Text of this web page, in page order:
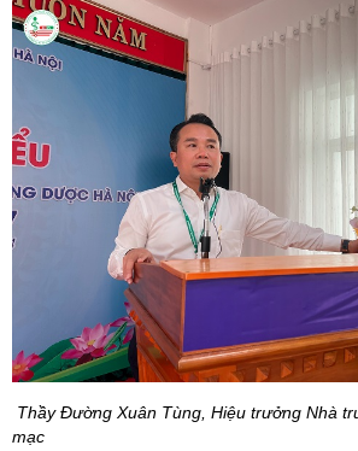
Thầy Đường Xuân Tùng, Hiệu trưởng Nhà
mạc